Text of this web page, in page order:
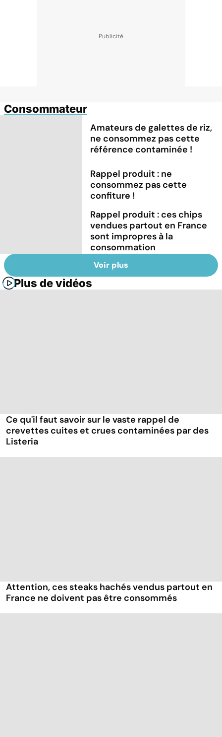
Consommateur
Amateurs de galettes de riz,
ne consommez pas cette
référence contaminée !
Rappel produit : ne
consommez pas cette
confiture !
Rappel produit : ces chips
vendues partout en France
sont impropres à la
consommation
Voir plus
Plus de vidéos
Ce qu'il faut savoir sur le vaste rappel de
crevettes cuites et crues contaminées par des
Listeria
Attention, ces steaks hachés vendus partout en
France ne doivent pas être consommés